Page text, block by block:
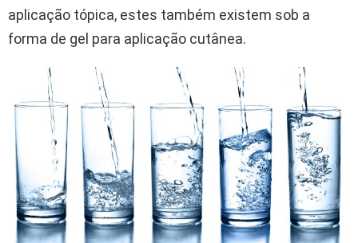
aplicação tópica, estes também existem sob a
forma de gel para aplicação cutânea.